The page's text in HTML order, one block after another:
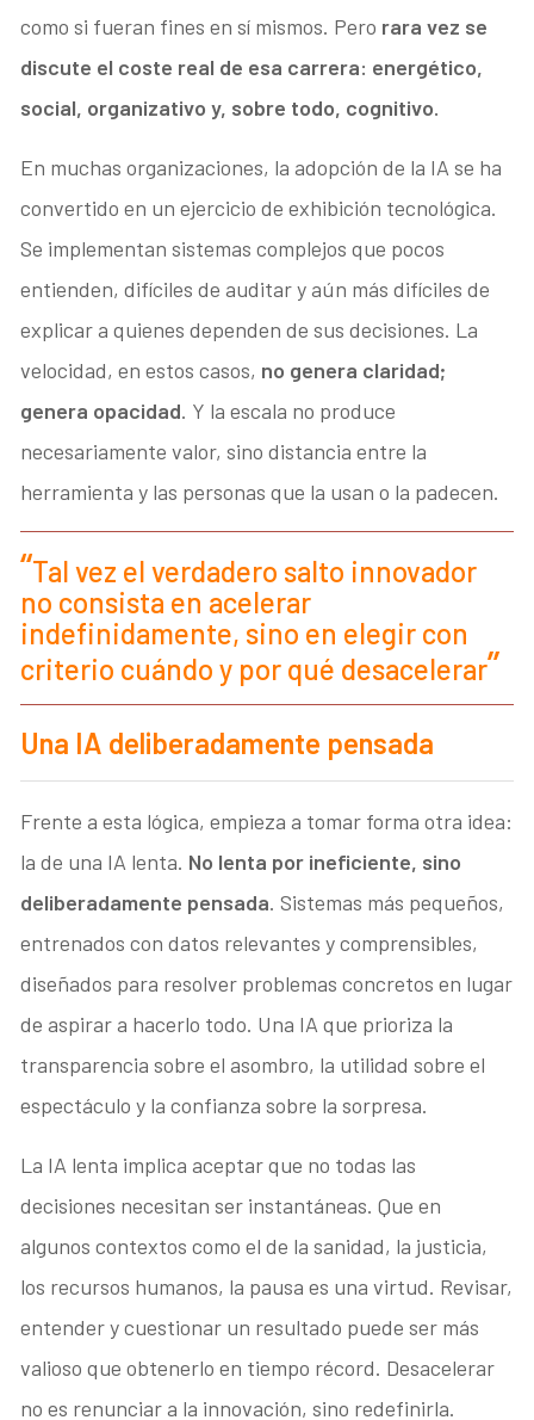
como si fueran fines en sí mismos. Pero rara vez se
discute el coste real de esa carrera: energético,
social, organizativo y, sobre todo, cognitivo.
En muchas organizaciones, la adopción de la IA se ha
convertido en un ejercicio de exhibición tecnológica.
Se implementan sistemas complejos que pocos
entienden, difíciles de auditar y aún más difíciles de
explicar a quienes dependen de sus decisiones. La
velocidad, en estos casos, no genera claridad;
genera opacidad. Y la escala no produce
necesariamente valor, sino distancia entre la
herramienta y las personas que la usan o la padecen.
Tal vez el verdadero salto innovador
no consista en acelerar
indefinidamente, sino en elegir con
criterio cuándo y por qué desacelerar
Una IA deliberadamente pensada
Frente a esta lógica, empieza a tomar forma otra idea:
la de una IA lenta. No lenta por ineficiente, sino
deliberadamente pensada. Sistemas más pequeños,
entrenados con datos relevantes y comprensibles,
diseñados para resolver problemas concretos en lugar
de aspirar a hacerlo todo. Una IA que prioriza la
transparencia sobre el asombro, la utilidad sobre el
espectáculo y la confianza sobre la sorpresa.
La IA lenta implica aceptar que no todas las
decisiones necesitan ser instantáneas. Que en
algunos contextos como el de la sanidad, la justicia,
los recursos humanos, la pausa es una virtud. Revisar,
entender y cuestionar un resultado puede ser más
valioso que obtenerlo en tiempo récord. Desacelerar
no es renunciar a la innovación, sino redefinirla.